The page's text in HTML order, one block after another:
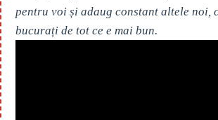
pentru voi și adaug constant altele noi,
bucurați de tot ce e mai bun.